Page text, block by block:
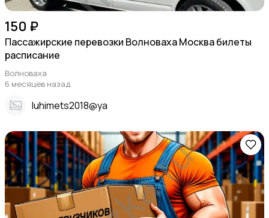
150 ₽
Пассажирские перевозки Волноваха Москва билеты
расписание
Волноваха
6 месяцев назад
Iuhimets2018@ya